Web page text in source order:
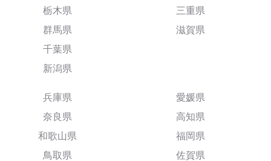
栃木県
群馬県
千葉県
新潟県
三重県
滋賀県
兵庫県
奈良県
和歌山県
鳥取県
愛媛県
高知県
福岡県
佐賀県